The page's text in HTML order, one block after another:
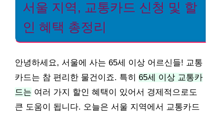
서울 지역, 교통카드 신청 및 할
인 혜택 총정리
안녕하세요, 서울에 사는 65세 이상 어르신들! 교통
카드는 참 편리한 물건이죠. 특히 65세 이상 교통카
드는 여러 가지 할인 혜택이 있어서 경제적으로도
큰 도움이 됩니다. 오늘은 서울 지역에서 교통카드